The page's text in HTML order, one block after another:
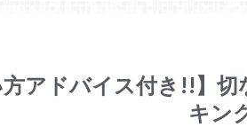
方アドバイス付き!!】
キン